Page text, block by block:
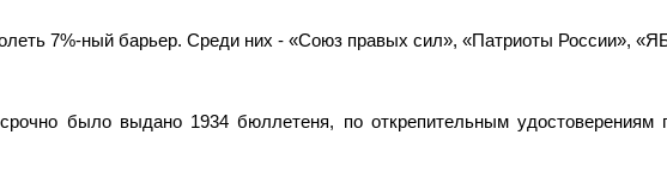
7%-ный барьер. Среди них - «Союз правых сил», «Патриоты России»,
было выдано 1934 бюллетеня, по открепительным удостоверениям